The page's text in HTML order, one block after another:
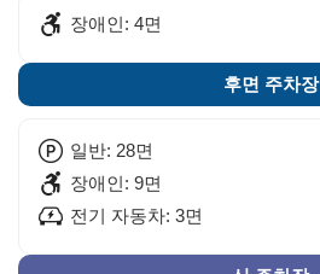
장애인: 4면
후면 주차장
일반: 28면
장애인: 9면
전기 자동차: 3면